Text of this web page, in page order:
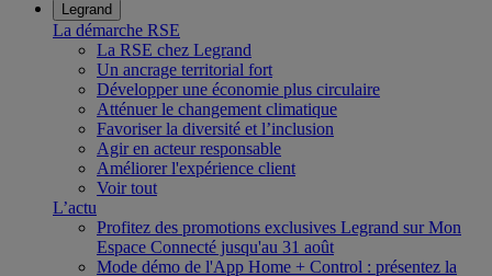
Legrand
La démarche RSE
La RSE chez Legrand
Un ancrage territorial fort
Développer une économie plus circulaire
Atténuer le changement climatique
Favoriser la diversité et l’inclusion
Agir en acteur responsable
Améliorer l'expérience client
Voir tout
L’actu
Profitez des promotions exclusives Legrand sur Mon
Espace Connecté jusqu'au 31 août
Mode démo de l'App Home + Control : présentez la